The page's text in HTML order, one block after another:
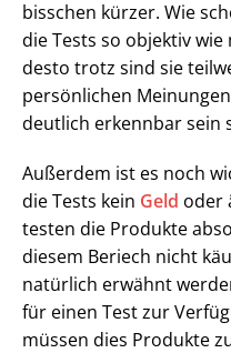
bisschen kürzer. Wie
die Tests so objektiv
desto trotz sind sie
persönlichen
deutlich erkennbar sein
Außerdem ist es noch
die Tests kein Geld oder
testen die Produkte
diesem Beriech nicht
natürlich erwähnt
für einen Test zur
müssen dies Produkte